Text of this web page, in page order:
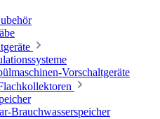
Vorschaltgeräte
Brauchwasserspeicher